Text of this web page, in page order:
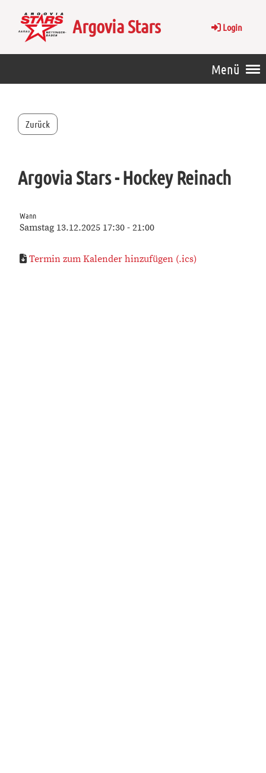
Argovia Stars Login
Menü
Zurück
Argovia Stars - Hockey Reinach
Wann
Samstag 13.12.2025 17:30 - 21:00
Termin zum Kalender hinzufügen (.ics)